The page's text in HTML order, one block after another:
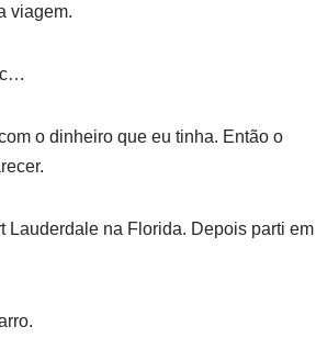
viagem.
o dinheiro que eu tinha. Então o
Lauderdale na Florida. Depois parti em